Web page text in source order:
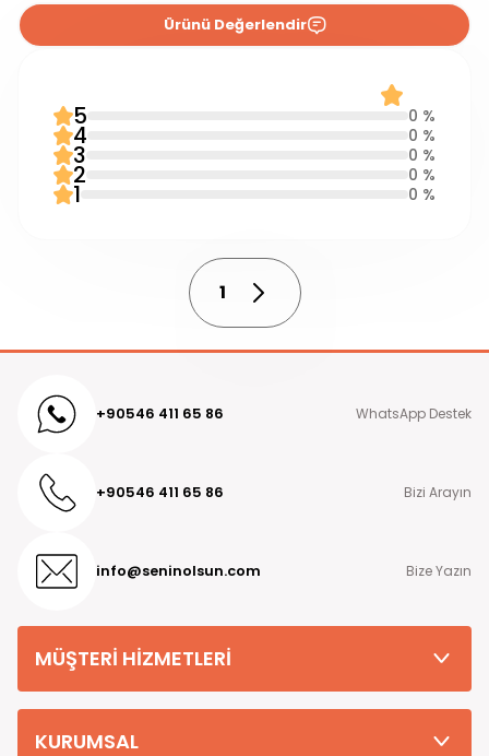
1
Ürünü Değerlendir
5 0 %
4 0 %
3 0 %
2 0 %
1 0 %
+90546 411 65 86 WhatsApp Destek
+90546 411 65 86 Bizi Arayın
info@seninolsun.com Bize Yazın
MÜŞTERİ HİZMETLERİ
KURUMSAL